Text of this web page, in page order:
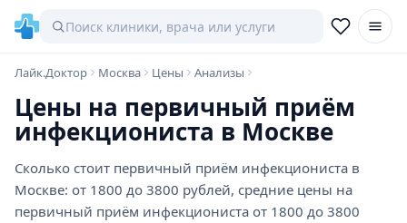
Лайк.Доктор Москва Цены Анализы
Цены на первичный приём
инфекциониста в Москве
Сколько стоит первичный приём инфекциониста в
Москве: от 1800 до 3800 рублей, средние цены на
первичный приём инфекциониста от 1800 до 3800